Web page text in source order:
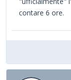
contare 6 ore.